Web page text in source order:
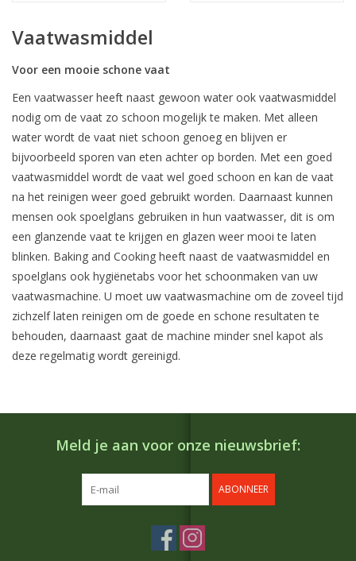
Vaatwasmiddel
Voor een mooie schone vaat
Een vaatwasser heeft naast gewoon water ook vaatwasmiddel
nodig om de vaat zo schoon mogelijk te maken. Met alleen
water wordt de vaat niet schoon genoeg en blijven er
bijvoorbeeld sporen van eten achter op borden. Met een goed
vaatwasmiddel wordt de vaat wel goed schoon en kan de vaat
na het reinigen weer goed gebruikt worden. Daarnaast kunnen
mensen ook spoelglans gebruiken in hun vaatwasser, dit is om
een glanzende vaat te krijgen en glazen weer mooi te laten
blinken. Baking and Cooking heeft naast de vaatwasmiddel en
spoelglans ook hygiënetabs voor het schoonmaken van uw
vaatwasmachine. U moet uw vaatwasmachine om de zoveel tijd
zichzelf laten reinigen om de goede en schone resultaten te
behouden, daarnaast gaat de machine minder snel kapot als
deze regelmatig wordt gereinigd.
Meld je aan voor onze nieuwsbrief:
ABONNEER